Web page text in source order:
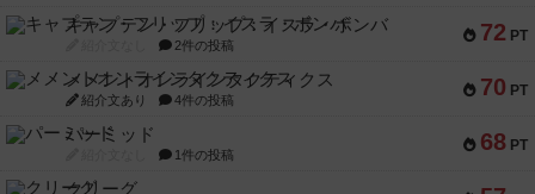
72 PT
キャプテン・フリップ：イスラ・ボンバ
2件の投稿
70 PT
メメントオンラインタクティクス
紹介文あり 4件の投稿
68 PT
パーミッド
1件の投稿
クリーグ